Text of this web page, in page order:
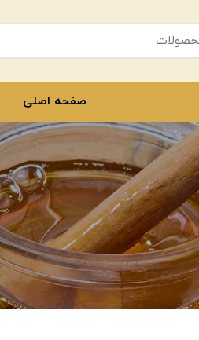
صفحه اصلی